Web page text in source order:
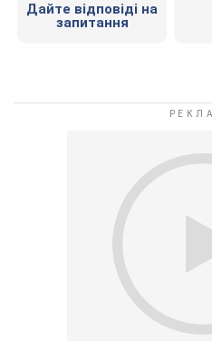
Дайте відповіді на
запитання